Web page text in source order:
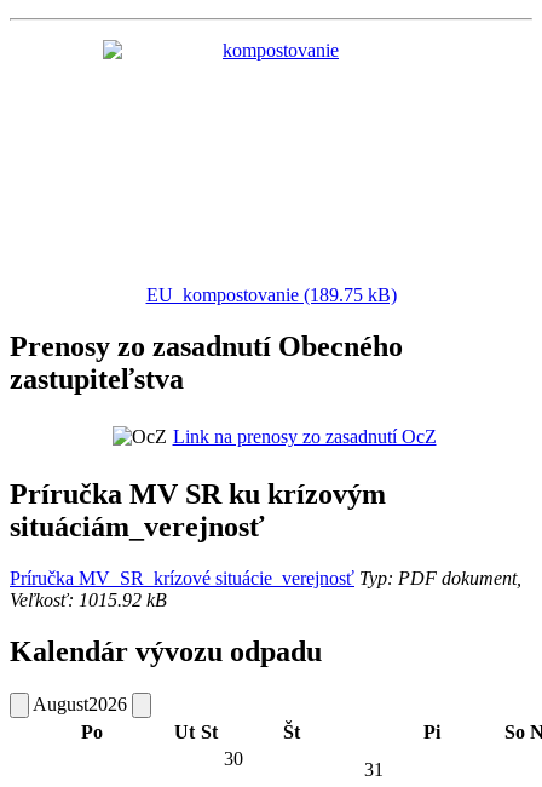
EU_kompostovanie (189.75 kB)
Prenosy zo zasadnutí Obecného
zastupiteľstva
Link na prenosy zo zasadnutí OcZ
Príručka MV SR ku krízovým
situáciám_verejnosť
Príručka MV_SR_krízové situácie_verejnosť Typ: PDF dokument,
Veľkosť: 1015.92 kB
Kalendár vývozu odpadu
August2026
Po
Ut St Št Pi So
30
31